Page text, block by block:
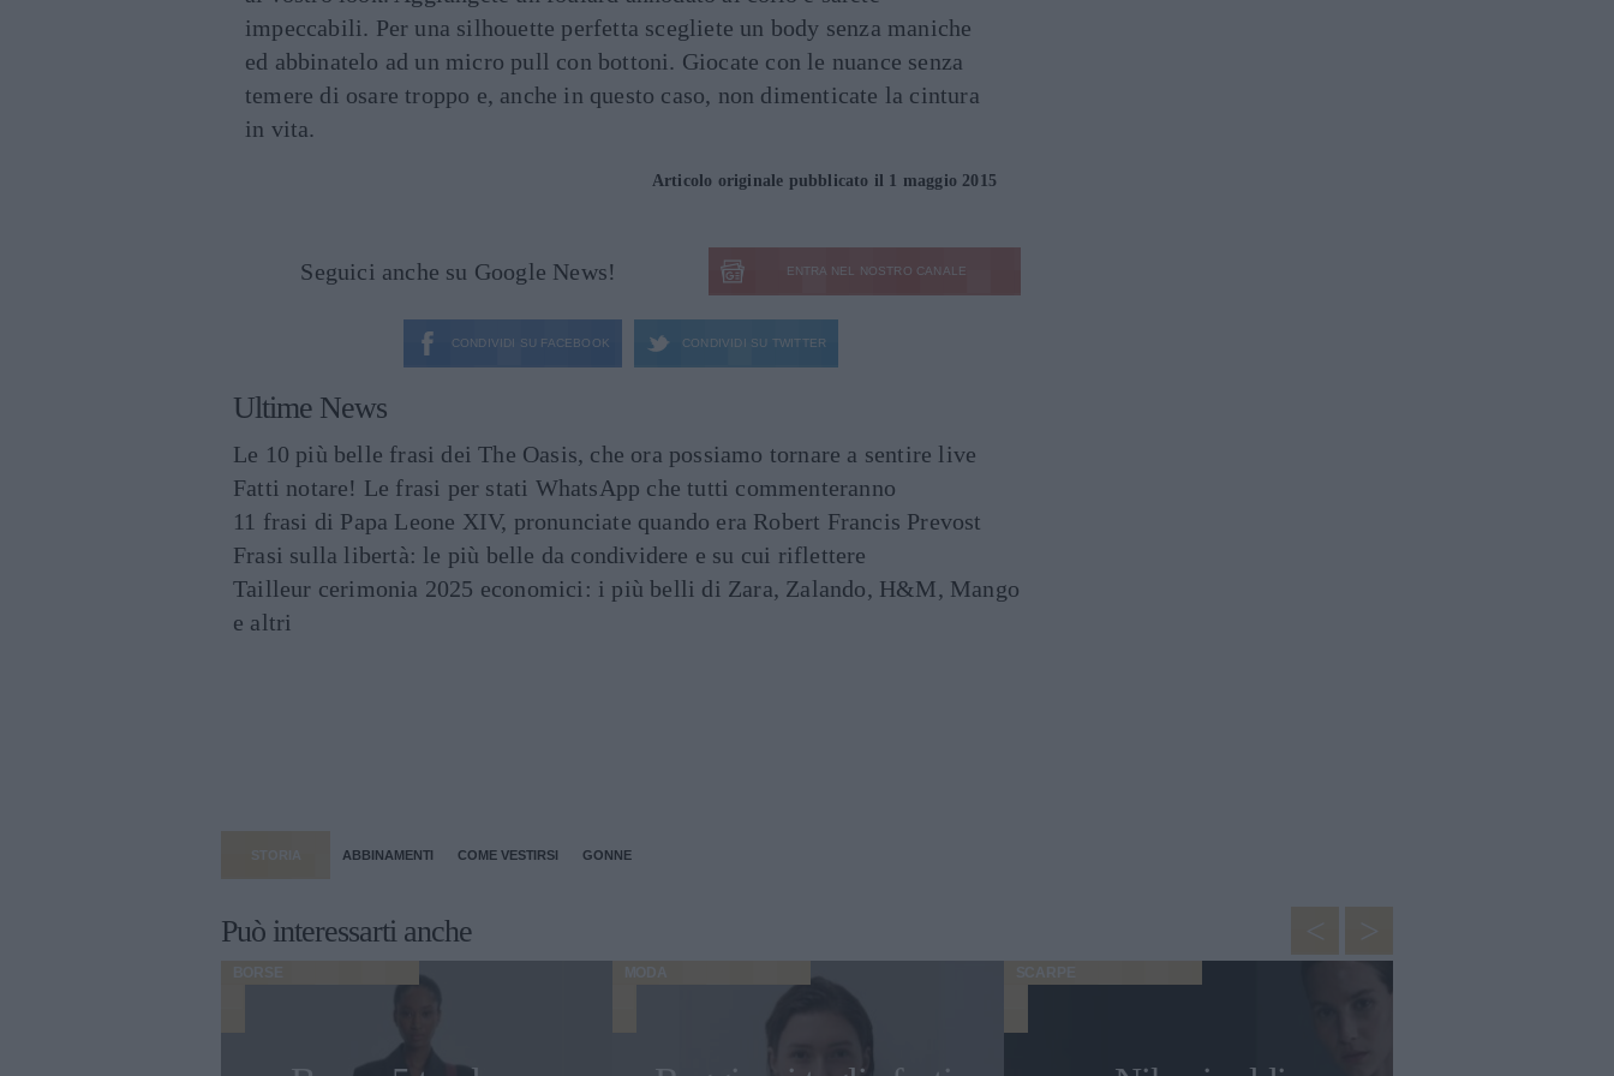
impeccabili. Per una silhouette perfetta scegliete un body senza maniche
ed abbinatelo ad un micro pull con bottoni. Giocate con le nuance senza
temere di osare troppo e, anche in questo caso, non dimenticate la cintura
in vita.
Articolo originale pubblicato il 1 maggio 2015
Seguici anche su Google News! ENTRA NEL NOSTRO CANALE
CONDIVIDI SU FACEBOOK CONDIVIDI SU TWITTER
Ultime News
Le 10 più belle frasi dei The Oasis, che ora possiamo tornare a sentire live
Fatti notare! Le frasi per stati WhatsApp che tutti commenteranno
11 frasi di Papa Leone XIV, pronunciate quando era Robert Francis Prevost
Frasi sulla libertà: le più belle da condividere e su cui riflettere
Tailleur cerimonia 2025 economici: i più belli di Zara, Zalando, H&M, Mango
e altri
STORIA ABBINAMENTI COME VESTIRSI GONNE
Può interessarti anche
BORSE MODA SCARPE